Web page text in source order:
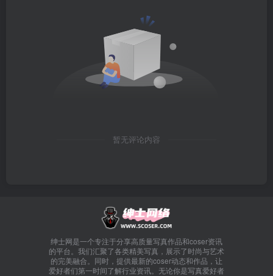
暂无评论内容
绅士网是一个专注于分享高质量写真作品和coser资讯
的平台。我们汇聚了各类精美写真，展示了时尚与艺术
的完美融合。同时，提供最新的coser动态和作品，让
爱好者们第一时间了解行业资讯。无论你是写真爱好者